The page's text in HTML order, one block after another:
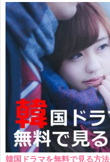
韓国ドラマを無料で見る方法